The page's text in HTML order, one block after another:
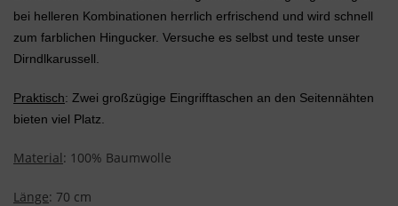
bei helleren Kombinationen herrlich erfrischend und wird schnell
zum farblichen Hingucker. Versuche es selbst und teste unser
Dirndlkarussell.
Praktisch: Zwei großzügige Eingrifftaschen an den Seitennähten
bieten viel Platz.
Material: 100% Baumwolle
Länge: 70 cm